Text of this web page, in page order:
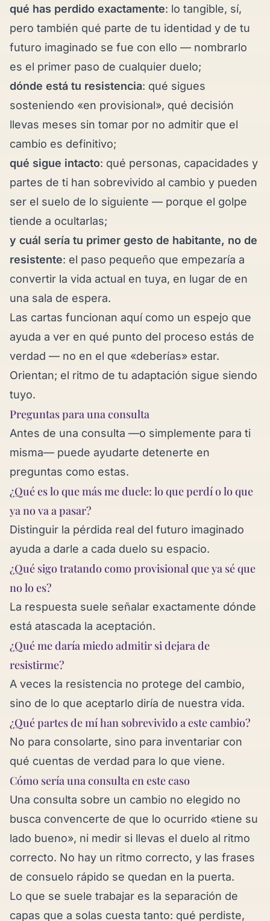
qué has perdido exactamente: lo tangible, sí,
pero también qué parte de tu identidad y de tu
futuro imaginado se fue con ello — nombrarlo
es el primer paso de cualquier duelo;
dónde está tu resistencia: qué sigues
sosteniendo «en provisional», qué decisión
llevas meses sin tomar por no admitir que el
cambio es definitivo;
qué sigue intacto: qué personas, capacidades y
partes de ti han sobrevivido al cambio y pueden
ser el suelo de lo siguiente — porque el golpe
tiende a ocultarlas;
y cuál sería tu primer gesto de habitante, no de
resistente: el paso pequeño que empezaría a
convertir la vida actual en tuya, en lugar de en
una sala de espera.
Las cartas funcionan aquí como un espejo que
ayuda a ver en qué punto del proceso estás de
verdad — no en el que «deberías» estar.
Orientan; el ritmo de tu adaptación sigue siendo
tuyo.
Preguntas para una consulta
Antes de una consulta —o simplemente para ti
misma— puede ayudarte detenerte en
preguntas como estas.
¿Qué es lo que más me duele: lo que perdí o lo que
ya no va a pasar?
Distinguir la pérdida real del futuro imaginado
ayuda a darle a cada duelo su espacio.
¿Qué sigo tratando como provisional que ya sé que
no lo es?
La respuesta suele señalar exactamente dónde
está atascada la aceptación.
¿Qué me daría miedo admitir si dejara de
resistirme?
A veces la resistencia no protege del cambio,
sino de lo que aceptarlo diría de nuestra vida.
¿Qué partes de mí han sobrevivido a este cambio?
No para consolarte, sino para inventariar con
qué cuentas de verdad para lo que viene.
Cómo sería una consulta en este caso
Una consulta sobre un cambio no elegido no
busca convencerte de que lo ocurrido «tiene su
lado bueno», ni medir si llevas el duelo al ritmo
correcto. No hay un ritmo correcto, y las frases
de consuelo rápido se quedan en la puerta.
Lo que se suele trabajar es la separación de
capas que a solas cuesta tanto: qué perdiste,